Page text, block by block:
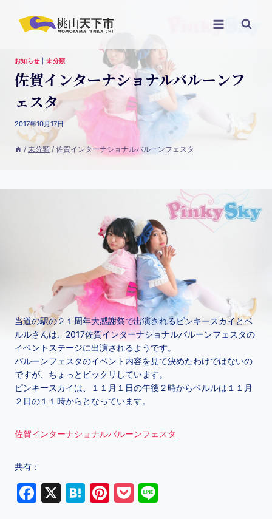
お知らせ |未分類
佐賀インターナショナルバルーンフ
ェスタ
2017年10月17日
/ 未分類 / 佐賀インターナショナルバルーンフェスタ
当道の駅の２１周年大感謝祭で出演されるピンキースカイとベ
ルルさんは、2017佐賀インターナショナルバルーンフェスタの
イベントステージに出演されるようです。
バルーンフェスタのイベント内容を見て決めたわけではないの
ですが、ちょっとビックリしています。
ピンキースカイは、１１月１日の午後２時からベルルは１１月
２日の１１時からとなっています。
佐賀インターナショナルバルーンフェスタ
共有：
F
X
H
Pi P